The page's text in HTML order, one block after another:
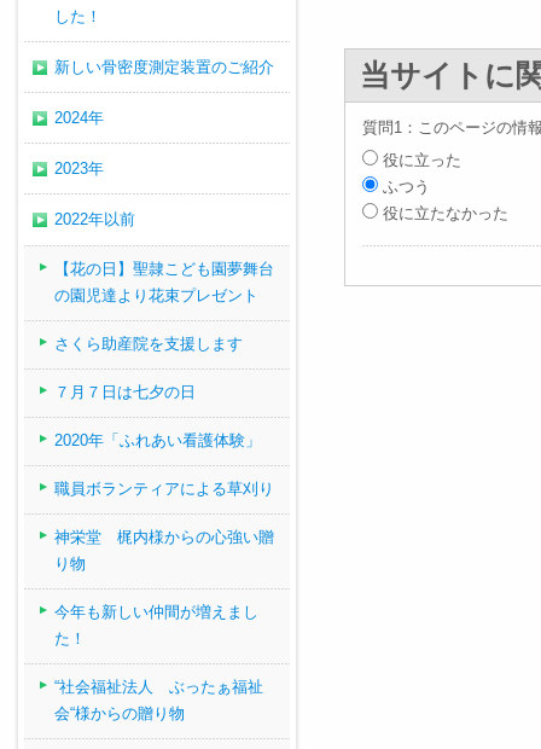
当サイトに
質問1：このページの情
役に立った
ふつう
役に立たなかった
した！
新しい骨密度測定装置のご紹介
2024年
2023年
2022年以前
【花の日】聖隷こども園夢舞台
の園児達より花束プレゼント
さくら助産院を支援します
７月７日は七夕の日
2020年「ふれあい看護体験」
職員ボランティアによる草刈り
神栄堂 梶内様からの心強い贈
り物
今年も新しい仲間が増えまし
た！
“社会福祉法人 ぶったぁ福祉
会“様からの贈り物